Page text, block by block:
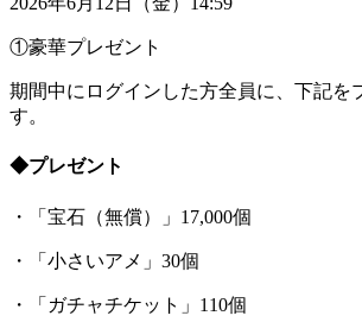
①豪華プレゼント
期間中にログインした方全員に、下記を
す。
◆プレゼント
・「宝石（無償）」17,000個
・「小さいアメ」30個
・「ガチャチケット」110個